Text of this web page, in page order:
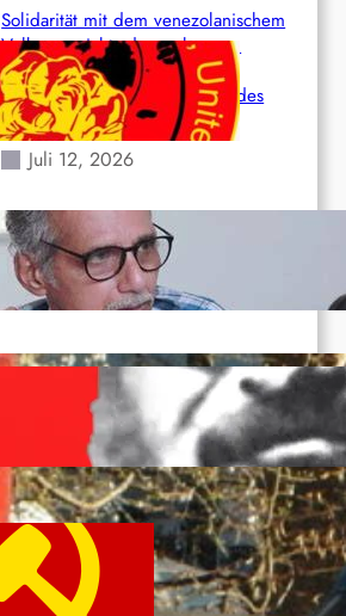
Solidarität mit dem venezolanischem
Volk angesichts der verlorenen
Leben und der katastrophalen
Situation durch die Erdbeben des
24. Juni!
Juli 12, 2026
Indien: „Die Politik der Kapitulation“
von K. Murali (Ajith)
Juli 1, 2026
Vorsitzender Gonzalo: Gebt das
Leben für die Partei und die
Revolution!
Juni 19, 2026
Beschluss des ZK der KPP zum Tag
des Heldentums
Juni 19, 2026